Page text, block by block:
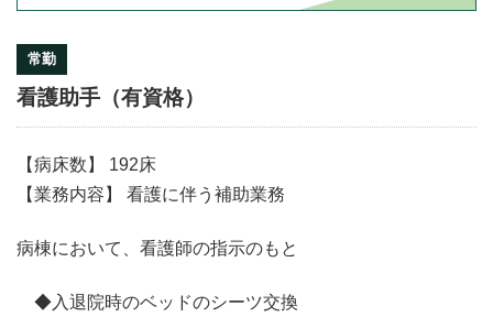
常勤
看護助手（有資格）
【病床数】 192床
【業務内容】 看護に伴う補助業務
病棟において、看護師の指示のもと
◆入退院時のベッドのシーツ交換